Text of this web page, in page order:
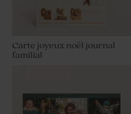
Carte joyeux noël journal
familial